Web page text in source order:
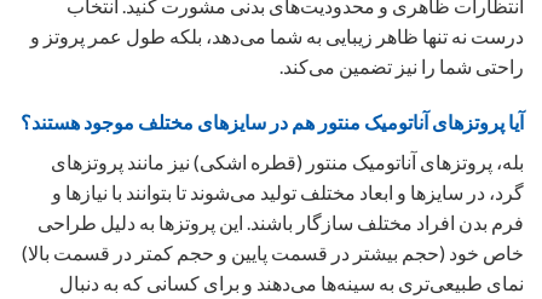
انتظارات ظاهری و محدودیت‌های بدنی مشورت کنید. انتخاب
درست نه تنها ظاهر زیبایی به شما می‌دهد، بلکه طول عمر پروتز و
راحتی شما را نیز تضمین می‌کند.
آیا پروتزهای آناتومیک منتور هم در سایزهای مختلف موجود هستند؟
بله، پروتزهای آناتومیک منتور (قطره اشکی) نیز مانند پروتزهای
گرد، در سایزها و ابعاد مختلف تولید می‌شوند تا بتوانند با نیازها و
فرم بدن افراد مختلف سازگار باشند. این پروتزها به دلیل طراحی
خاص خود (حجم بیشتر در قسمت پایین و حجم کمتر در قسمت بالا)
نمای طبیعی‌تری به سینه‌ها می‌دهند و برای کسانی که به دنبال